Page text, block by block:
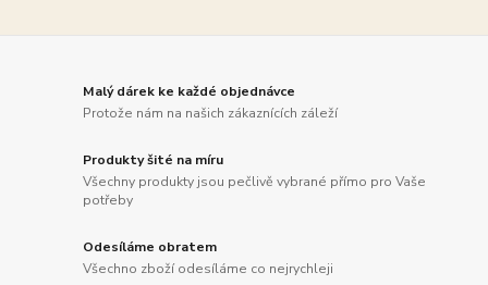
Malý dárek ke každé objednávce
Protože nám na našich zákaznících záleží
Produkty šité na míru
Všechny produkty jsou pečlivě vybrané přímo pro Vaše
potřeby
Odesíláme obratem
Všechno zboží odesíláme co nejrychleji